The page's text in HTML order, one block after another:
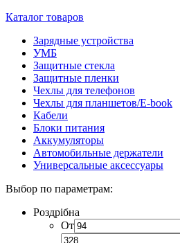
Каталог товаров
Зарядные устройства
УМБ
Защитные стекла
Защитные пленки
Чехлы для телефонов
Чехлы для планшетов/E-book
Кабели
Блоки питания
Аккумуляторы
Автомобильные держатели
Универсальные аксессуары
Выбор по параметрам:
Роздрібна
От